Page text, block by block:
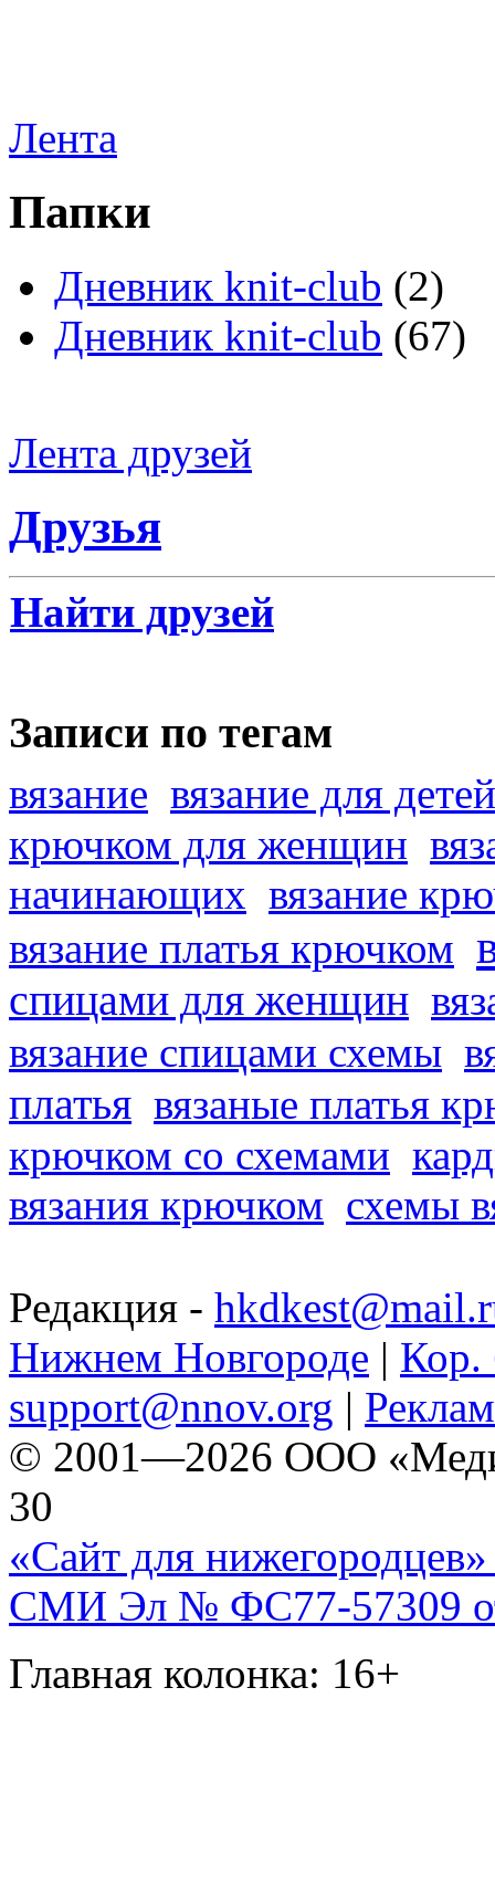
Лента
Папки
Дневник knit-club (2)
Дневник knit-club (67)
Лента друзей
Друзья
Найти друзей
Записи по тегам
вязание вязание для детей
крючком для женщин
начинающих вязание
вязание платья крючком
спицами для женщин
вязание спицами схемы
платья вязаные платья
крючком со схемами
вязания крючком схемы
Редакция -
Нижнем Новгороде | Кор.
support@nnov.org |
© 2001—2026 ООО
30
«Сайт для нижегородцев»
СМИ Эл № ФС77-57309
Главная колонка: 16+